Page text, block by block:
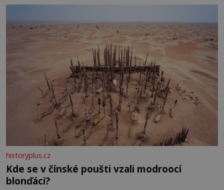
historyplus.cz
Kde se v čínské poušti vzali modroocí
blonďáci?